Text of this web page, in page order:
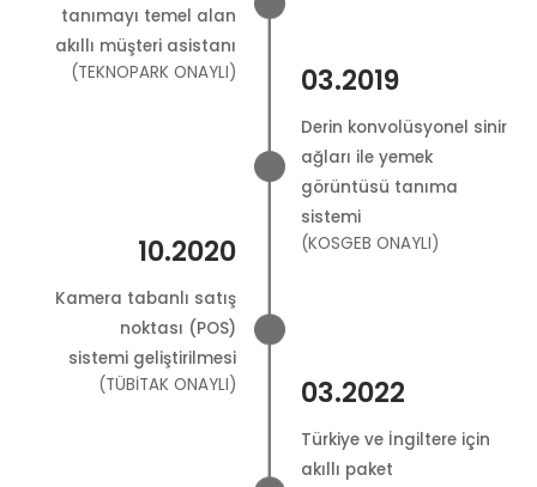
tanımayı temel alan
akıllı müşteri asistanı
(TEKNOPARK ONAYLI)
03.2019
Derin konvolüsyonel sinir
ağları ile yemek
görüntüsü tanıma
sistemi
(KOSGEB ONAYLI)
10.2020
Kamera tabanlı satış
noktası (POS)
sistemi geliştirilmesi
(TÜBİTAK ONAYLI)
03.2022
Türkiye ve İngiltere için
akıllı paket